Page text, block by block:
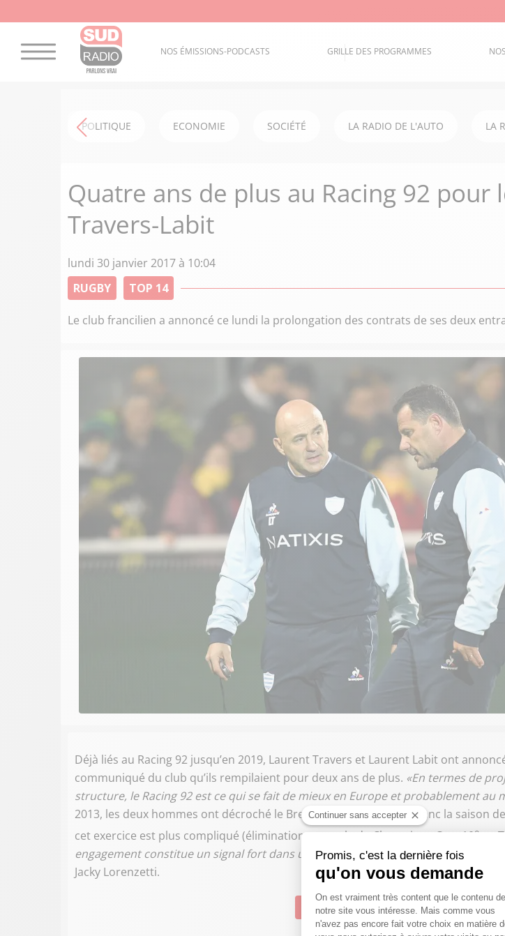
NOS ÉMISSIONS-PODCASTS GRILLE DES PROGRAMMES
POLITIQUE ECONOMIE SOCIÉTÉ LA RADIO DE L'AUTO LA
Quatre ans de plus au Racing 92 pour
Travers-Labit
lundi 30 janvier 2017 à 10:04
RUGBY
TOP 14
Le club francilien a annoncé ce lundi la prolongation des contrats de ses deux
Déjà liés au Racing 92 jusqu’en 2019, Laurent Travers et Laurent Labit ont
communiqué du club qu’ils rempilaient pour deux ans de plus. «En termes de
structure, le Racing 92 est ce qui se fait de mieux en Europe et probablement au
2013, les deux hommes ont décroché le Brennus avec les Ciel et Blanc la saison
cet exercice est plus compliqué (élimination en poule de Champions Cup, 10een
engagement constitue un signal fort dans une période sportivement difficile",
a
Jacky Lorenzetti.
Suivre Sud Radio